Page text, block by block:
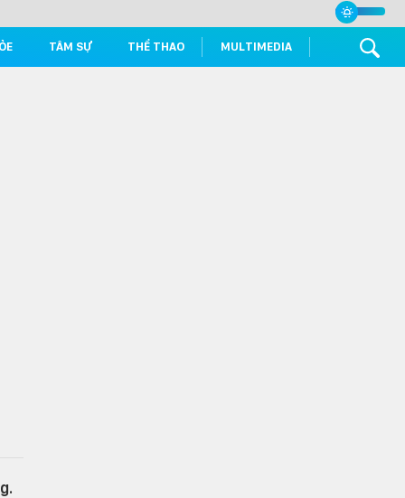
TÂM SỰ THỂ THAO MULTIMEDIA